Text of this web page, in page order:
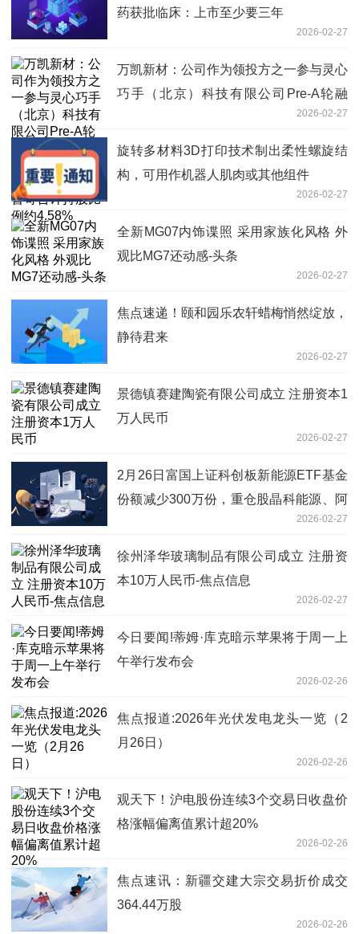
药获批临床：上市至少要三年
2026-02-27
万凯新材：公司作为领投方之一参与灵心
巧手（北京）科技有限公司Pre-A轮融
资，其经过多轮融资后，目前公司及子公
司凯普奇合计持股比例约4.58%
2026-02-27
旋转多材料3D打印技术制出柔性螺旋结
构，可用作机器人肌肉或其他组件
2026-02-27
全新MG07内饰谍照 采用家族化风格 外
观比MG7还动感-头条
2026-02-27
焦点速递！颐和园乐农轩蜡梅悄然绽放，
静待君来
2026-02-27
景德镇赛建陶瓷有限公司成立 注册资本1
万人民币
2026-02-27
2月26日富国上证科创板新能源ETF基金
份额减少300万份，重仓股晶科能源、阿
2026-02-27
徐州泽华玻璃制品有限公司成立 注册资
本10万人民币-焦点信息
2026-02-27
今日要闻!蒂姆·库克暗示苹果将于周一上
午举行发布会
2026-02-26
焦点报道:2026年光伏发电龙头一览（2
月26日）
2026-02-26
观天下！沪电股份连续3个交易日收盘价
格涨幅偏离值累计超20%
2026-02-26
焦点速讯：新疆交建大宗交易折价成交
364.44万股
2026-02-26